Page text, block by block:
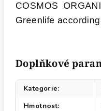
COSMOS
Greenlife
Doplňkové
Kategorie:
Hmotnost: